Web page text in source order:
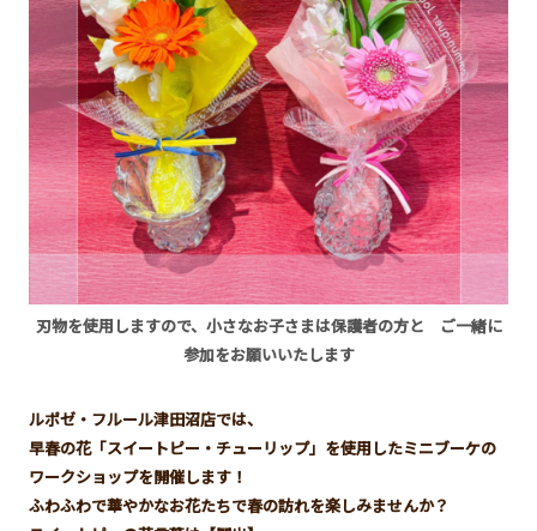
刃物を使用しますので、小さなお子さまは保護者の方と
ご一緒に
参加をお願いいたします
ルポゼ・フルール津田沼店では、
早春の花「スイートピー・チューリップ」を使用したミニブーケの
ワークショップを開催します！
ふわふわで華やかなお花たちで春の訪れを楽しみませんか？